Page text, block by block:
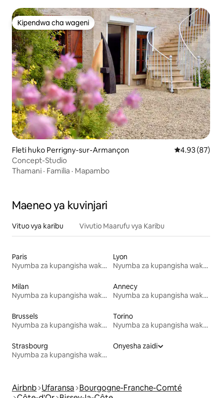
Kipendwa cha wageni
Kipendwa cha wageni
Fleti huko Perrigny-sur-Armançon Ukadiriaji wa
4.93 (87)
Concept-Studio
Thamani · Familia · Mapambo
Maeneo ya kuvinjari
Vituo vya karibu Vivutio Maarufu vya Karibu
Paris
Nyumba za kupangisha wakati wa likizo
Lyon
Nyumba za kupangisha wakati wa likizo
Milan
Nyumba za kupangisha wakati wa likizo
Annecy
Nyumba za kupangisha wakati wa likizo
Brussels
Nyumba za kupangisha wakati wa likizo
Torino
Nyumba za kupangisha wakati wa likizo
Strasbourg
Nyumba za kupangisha wakati wa likizo
Onyesha zaidi
Airbnb Ufaransa Bourgogne-Franche-Comté